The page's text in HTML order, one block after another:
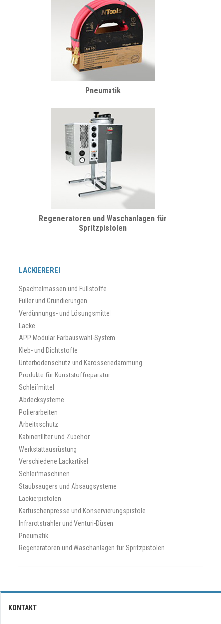
Pneumatik
Regeneratoren und Waschanlagen für
Spritzpistolen
LACKIEREREI
Spachtelmassen und Füllstoffe
Füller und Grundierungen
Verdünnungs- und Lösungsmittel
Lacke
APP Modular Farbauswahl-System
Kleb- und Dichtstoffe
Unterbodenschutz und Karosseriedämmung
Produkte für Kunststoffreparatur
Schleifmittel
Abdecksysteme
Polierarbeiten
Arbeitsschutz
Kabinenfilter und Zubehör
Werkstattausrüstung
Verschiedene Lackartikel
Schleifmaschinen
Staubsaugers und Absaugsysteme
Lackierpistolen
Kartuschenpresse und Konservierungspistole
Infrarotstrahler und Venturi-Düsen
Pneumatik
Regeneratoren und Waschanlagen für Spritzpistolen
KONTAKT